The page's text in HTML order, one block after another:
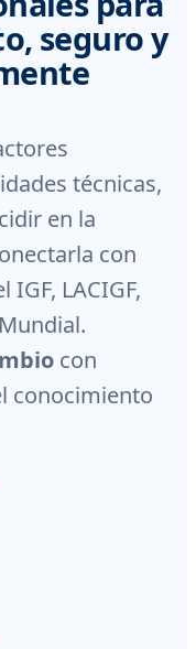
seguro y
técnicas,
en la
con
LACIGF,
con
conocimiento